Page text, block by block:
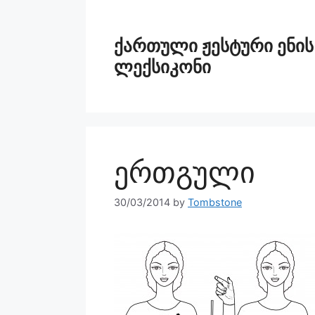
ქართული ჟესტური ენის
ლექსიკონი
ერთგული
30/03/2014 by Tombstone